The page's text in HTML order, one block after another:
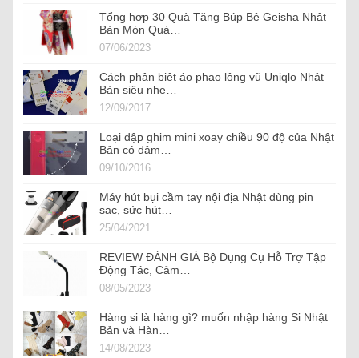
Tổng hợp 30 Quà Tặng Búp Bê Geisha Nhật
Bản Món Quà…
07/06/2023
Cách phân biệt áo phao lông vũ Uniqlo Nhật
Bản siêu nhẹ…
12/09/2017
Loại dập ghim mini xoay chiều 90 độ của Nhật
Bản có đảm…
09/10/2016
Máy hút bụi cầm tay nội địa Nhật dùng pin
sạc, sức hút…
25/04/2021
REVIEW ĐÁNH GIÁ Bộ Dụng Cụ Hỗ Trợ Tập
Động Tác, Cảm…
08/05/2023
Hàng si là hàng gì? muốn nhập hàng Si Nhật
Bản và Hàn…
14/08/2023